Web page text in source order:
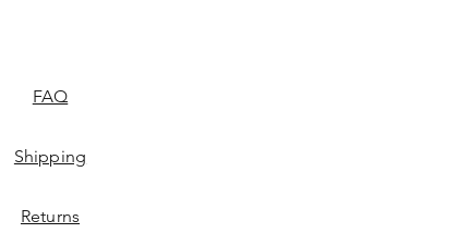
FAQ
Shipping
Returns